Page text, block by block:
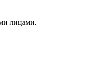
лицами.